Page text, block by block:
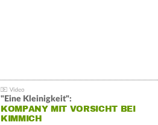
"Eine Kleinigkeit":
KOMPANY MIT VORSICHT BEI
KIMMICH